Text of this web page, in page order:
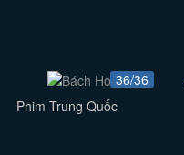
36/36
Phim Trung Quốc